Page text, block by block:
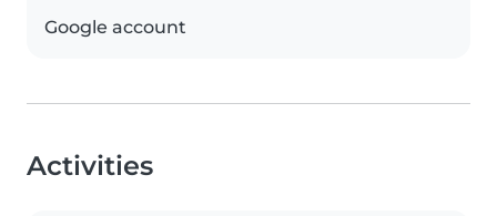
Google account
Activities